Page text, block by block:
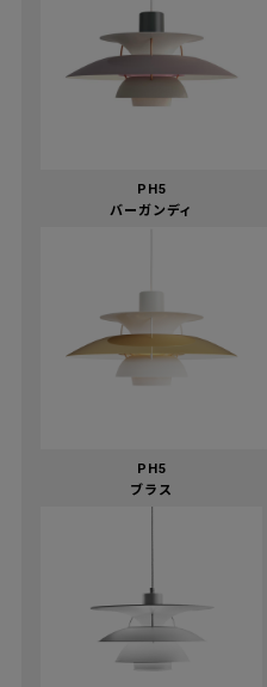
PH5
バーガンディ
PH5
ブラス